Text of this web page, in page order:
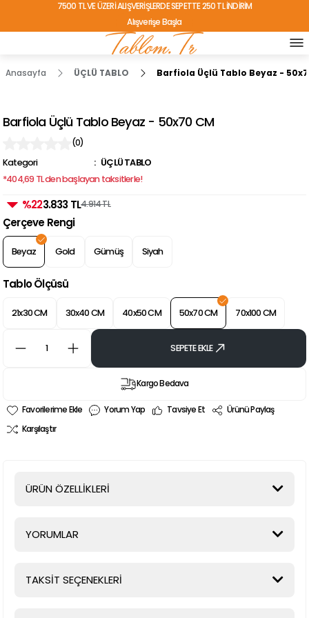
7500 TL VE ÜZERİ ALIŞVERİŞLERDE SEPETTE 250 TL İNDİRİM
Alışverişe Başla
TÜRKİYE'NİN HER YERİNE ÜCRETSİZ KARGO!
Anasayfa ÜÇLÜ TABLO Barfiola Üçlü Tablo Beyaz -
Barfiola Üçlü Tablo Beyaz - 50x70 CM
(0)
Kategori
ÜÇLÜ TABLO
*404,69 TL den başlayan taksitlerle!
%223.833 TL4.914 TL
Çerçeve Rengi
Beyaz Gold Gümüş Siyah
Tablo Ölçüsü
21x30 CM 30x40 CM 40x50 CM 50x70 CM 70x100 CM
SEPETE EKLE
Kargo Bedava
Yorum Yap Tavsiye Et
Ürünü Paylaş
Karşılaştır
ÜRÜN ÖZELLİKLERİ
YORUMLAR
TAKSİT SEÇENEKLERİ